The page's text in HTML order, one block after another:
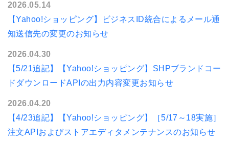
2026.05.14
【Yahoo!ショッピング】ビジネスID統合によるメール通
知送信先の変更のお知らせ
2026.04.30
【5/21追記】【Yahoo!ショッピング】SHPブランドコー
ドダウンロードAPIの出力内容変更お知らせ
2026.04.20
【4/23追記】【Yahoo!ショッピング】［5/17～18実施］
注文APIおよびストアエディタメンテナンスのお知らせ